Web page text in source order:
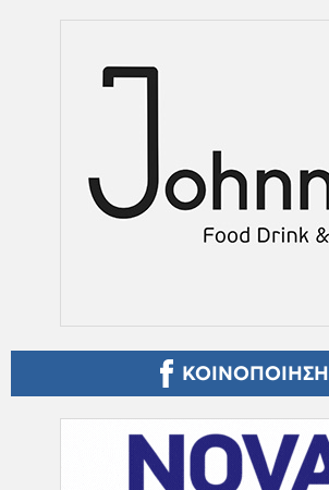
ΚΟΙΝΟΠΟΙΗΣΗ